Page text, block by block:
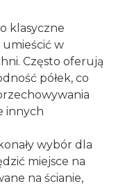
klasyczne
w
Często oferują
półek, co
innych
wybór dla
miejsce na
na ścianie,